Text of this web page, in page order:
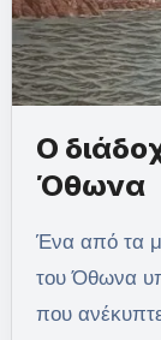
Ο
Όθωνα
Ένα από τα μεγαλύτερα προβλήματα προβλήματα
του Όθωνα
που